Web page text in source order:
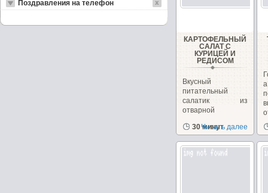
КАРТОФЕЛЬНЫЙ
САЛАТ С
КУРИЦЕЙ И
РЕДИСОМ
Вкусный
питательный
салатик из
отварной
курочки. Добавьте
30 минут
Читать далее
Поздравления на телефон